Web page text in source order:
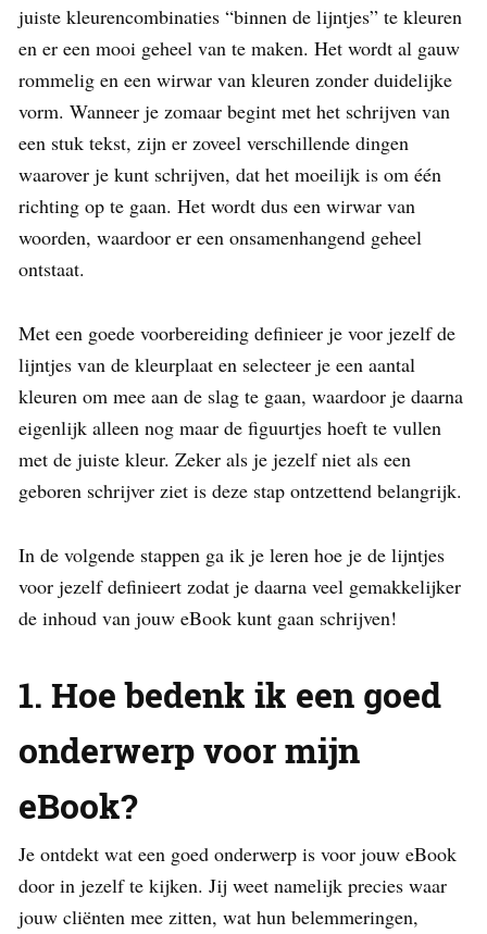
juiste kleurencombinaties “binnen de lijntjes” te kleuren
en er een mooi geheel van te maken. Het wordt al gauw
rommelig en een wirwar van kleuren zonder duidelijke
vorm. Wanneer je zomaar begint met het schrijven van
een stuk tekst, zijn er zoveel verschillende dingen
waarover je kunt schrijven, dat het moeilijk is om één
richting op te gaan. Het wordt dus een wirwar van
woorden, waardoor er een onsamenhangend geheel
ontstaat.
Met een goede voorbereiding definieer je voor jezelf de
lijntjes van de kleurplaat en selecteer je een aantal
kleuren om mee aan de slag te gaan, waardoor je daarna
eigenlijk alleen nog maar de figuurtjes hoeft te vullen
met de juiste kleur. Zeker als je jezelf niet als een
geboren schrijver ziet is deze stap ontzettend belangrijk.
In de volgende stappen ga ik je leren hoe je de lijntjes
voor jezelf definieert zodat je daarna veel gemakkelijker
de inhoud van jouw eBook kunt gaan schrijven!
1. Hoe bedenk ik een goed
onderwerp voor mijn
eBook?
Je ontdekt wat een goed onderwerp is voor jouw eBook
door in jezelf te kijken. Jij weet namelijk precies waar
jouw cliënten mee zitten, wat hun belemmeringen,